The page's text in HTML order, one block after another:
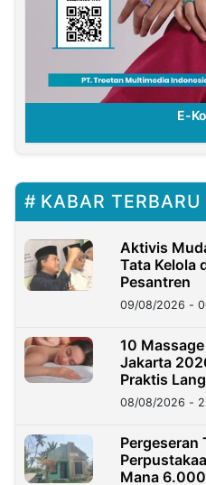
E-
KABAR TERBARU
Aktivis
Tata Kelola
Pesantren
09/08/2026 -
10
Jakarta
Praktis
08/08/2026 -
Pergeseran
Mana